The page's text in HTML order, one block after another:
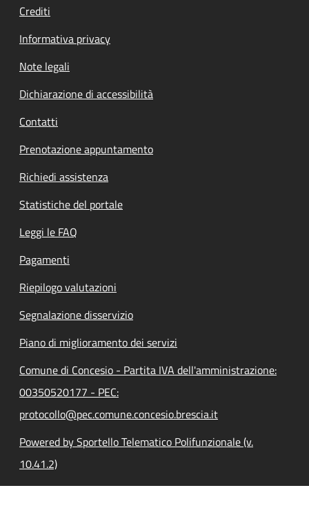
Crediti
Informativa privacy
Note legali
Dichiarazione di accessibilità
Contatti
Prenotazione appuntamento
Richiedi assistenza
Statistiche del portale
Leggi le FAQ
Pagamenti
Riepilogo valutazioni
Segnalazione disservizio
Piano di miglioramento dei servizi
Comune di Concesio - Partita IVA dell'amministrazione:
00350520177 - PEC:
protocollo@pec.comune.concesio.brescia.it
Powered by Sportello Telematico Polifunzionale (v.
10.41.2)